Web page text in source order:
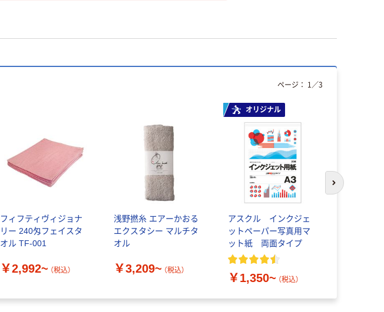
フィフティヴィジョナ
リー 240匁フェイスタ
オル TF-001
￥2,992~ （税込）
浅野撚糸 エアーかおる
エクスタシー マルチタ
オル
￥3,209~ （税込）
オリジナル
アスクル インクジェ
ットペーパー写真用マ
ット紙 両面タイプ
￥1,350~ （税込）
ページ： 1 ／3
次のスライド